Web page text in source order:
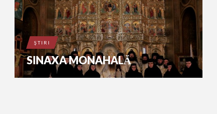
ŞTIRI
SINAXA MONAHALĂ